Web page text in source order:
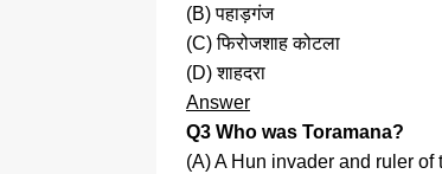
(B) पहाड़गंज
(C) फिरोजशाह कोटला
(D) शाहदरा
Answer
Q3 Who was Toramana?
(A) A Hun invader and ruler of